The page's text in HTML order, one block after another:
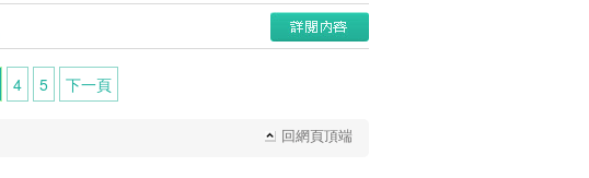
4 5 下一頁
回網頁頂端